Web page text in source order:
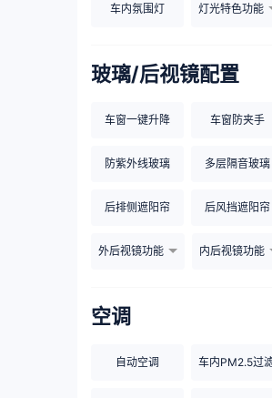
车内氛围灯 灯光特色功能
玻璃/后视镜配置
车窗一键升降 车窗防夹手
防紫外线玻璃 多层隔音玻璃
后排侧遮阳帘 后风挡遮阳帘
外后视镜功能 内后视镜功能
空调
自动空调 车内PM2.5过